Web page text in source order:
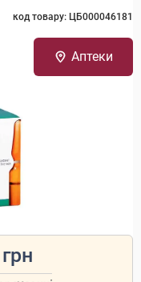
код товару: ЦБ000046181
Аптеки
грн